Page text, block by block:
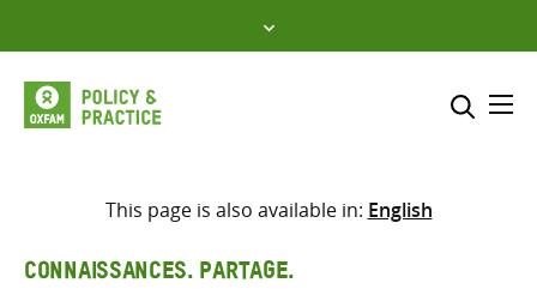
to
content
Sélectionner l’emplacement
Saisir
This page is also available in: English
CONNAISSANCES. PARTAGE.